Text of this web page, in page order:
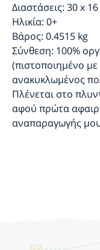
Διαστάσεις: 30 x
Ηλικία: 0+
Βάρος: 0.4515 kg
Σύνθεση: 100%
(πιστοποιημένο με
ανακυκλωμένος
Πλένεται στο
αφού πρώτα
αναπαραγωγής